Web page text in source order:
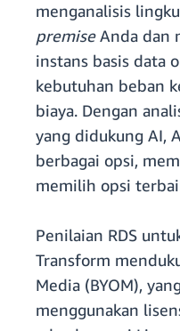
menganalisis
premiseAnda dan
instans basis data
kebutuhan beban
biaya. Dengan
yang didukung AI,
berbagai opsi,
memilih opsi
Penilaian RDS
Transform
Media (BYOM),
menggunakan